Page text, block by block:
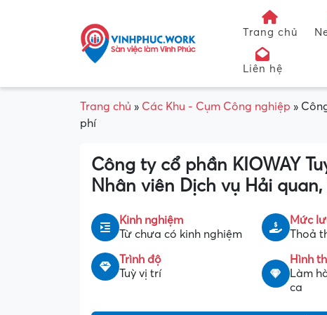
Trang chủ
Liên hệ
Trang chủ » Các Khu - Cụm Công nghiệp »
phí
Công ty cổ phần KIOWAY
Nhân viên Dịch vụ Hải
Kinh nghiệm
Từ chưa có kinh nghiệm
Mức
Thoả
Trình độ
Tuỳ vị trí
Hình
Làm
ca